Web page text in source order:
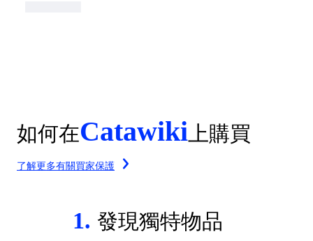
如何在Catawiki 上購買
了解更多有關買家保護
1. 發現獨特物品